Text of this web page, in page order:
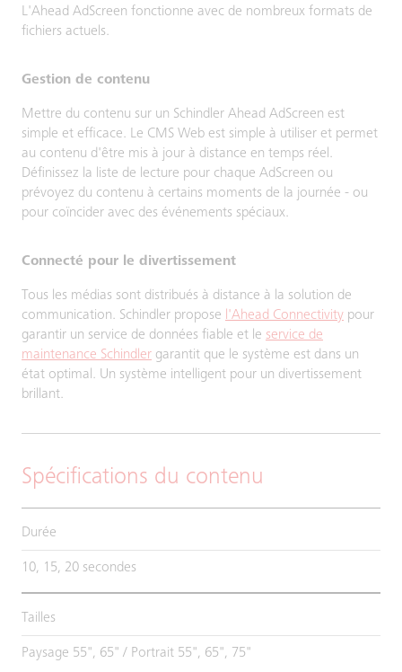
L'Ahead AdScreen fonctionne avec de nombreux formats de
fichiers actuels.
Gestion de contenu
Mettre du contenu sur un Schindler Ahead AdScreen est
simple et efficace. Le CMS Web est simple à utiliser et permet
au contenu d'être mis à jour à distance en temps réel.
Définissez la liste de lecture pour chaque AdScreen ou
prévoyez du contenu à certains moments de la journée - ou
pour coïncider avec des événements spéciaux.
Connecté pour le divertissement
Tous les médias sont distribués à distance à la solution de
communication. Schindler propose l'Ahead Connectivity pour
garantir un service de données fiable et le service de
maintenance Schindler garantit que le système est dans un
état optimal. Un système intelligent pour un divertissement
brillant.
Spécifications du contenu
Durée
10, 15, 20 secondes
Tailles
Paysage 55", 65" / Portrait 55", 65", 75"